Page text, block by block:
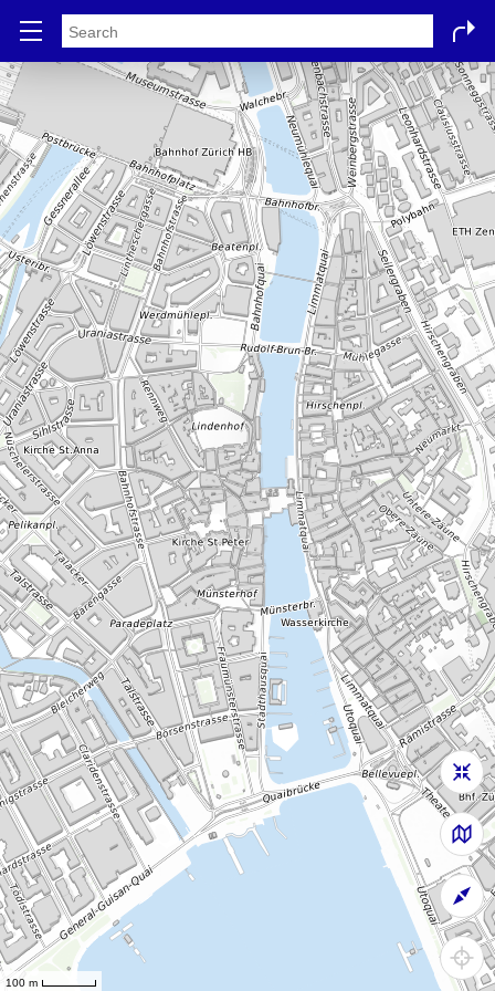
100 m
Stadtplan